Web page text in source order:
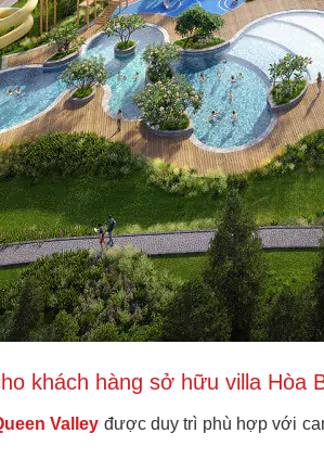
khách hàng sở hữu villa Hòa
Valley được duy trì phù hợp với